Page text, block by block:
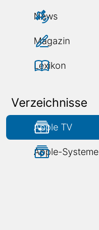
News
Magazin
Lexikon
Verzeichnisse
Apple TV
Apple-Systeme